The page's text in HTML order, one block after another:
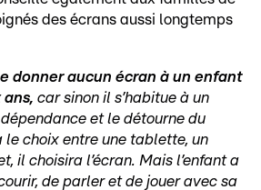
des écrans aussi longtemps
donner aucun écran à un enfant
ans, car sinon il s’habitue à un
et le détourne du
le choix entre une tablette, un
il choisira l’écran. Mais l’enfant a
de parler et de jouer avec sa